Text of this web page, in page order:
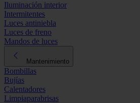
Iluminación interior
Intermitentes
Luces antiniebla
Luces de freno
Mandos de luces
Mantenimiento
Bombillas
Bujías
Calentadores
Limpiaparabrisas